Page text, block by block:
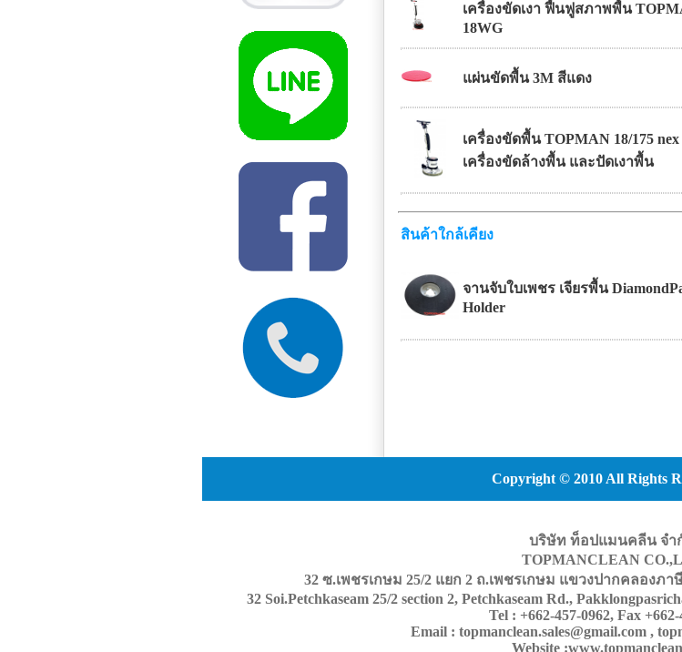
เครื่องขัดเงา ฟื้นฟูสภาพพื้น
18WG
แผ่นขัดพื้น 3M สีแดง
เครื่องขัดพื้น TOPMAN 18/175 nex
เครื่องขัดล้างพื้น และปัดเงาพื้น
สินค้าใกล้เคียง
จานจับใบเพชร เจียรพื้น
Holder
Copyright © 2010 All Rights
บริษัท ท็อปแมนคลีน จำ
TOPMANCLEAN
32 ซ.เพชรเกษม 25/2 แยก 2 ถ.เพชรเกษม แขวงปากคลองภา
32 Soi.Petchkaseam 25/2 section 2, Petchkaseam Rd.,
Tel : +662-457-0962, Fax +662-
Email : topmanclean.sales@gmail.com ,
Website